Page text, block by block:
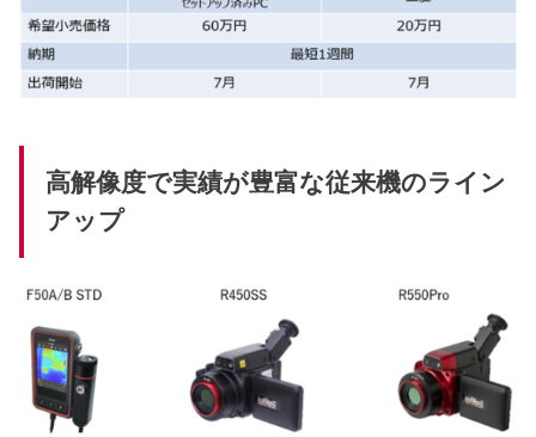
高解像度で実績が豊富な従来機のライン
アップ